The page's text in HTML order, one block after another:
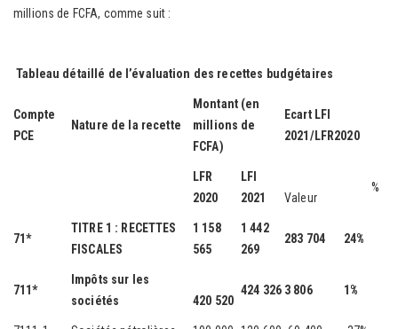
millions de FCFA, comme suit :
Tableau détaillé de l’évaluation des recettes budgétaires
Compte
PCE
Nature de la recette
Montant (en
millions de
FCFA)
Ecart LFI
2021/LFR2020
LFR
2020
LFI
2021
Valeur
%
71*
TITRE 1 : RECETTES
FISCALES
1 158
565
1 442
269
283 704 24%
711*
Impôts sur les
sociétés
420 520
424 326 3 806 1%